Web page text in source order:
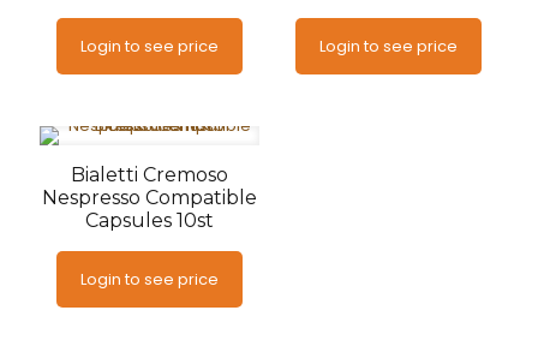
Login to see price Login to see price
Bialetti Cremoso
Nespresso Compatible
Capsules 10st
Login to see price